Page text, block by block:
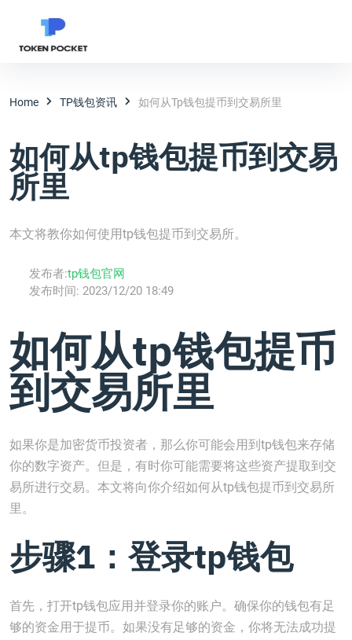
Home TP钱包资讯 如何从tp钱包提币到交易所里
如何从tp钱包提币到交易
所里
本文将教你如何使用tp钱包提币到交易所。
发布者:tp钱包官网
发布时间: 2023/12/20 18:49
如何从tp钱包提币
到交易所里
如果你是加密货币投资者，那么你可能会用到tp钱包来存储
你的数字资产。但是，有时你可能需要将这些资产提取到交
易所进行交易。本文将向你介绍如何从tp钱包提币到交易所
里。
步骤1：登录tp钱包
首先，打开tp钱包应用并登录你的账户。确保你的钱包有足
够的资金用于提币。如果没有足够的资金，你将无法成功提